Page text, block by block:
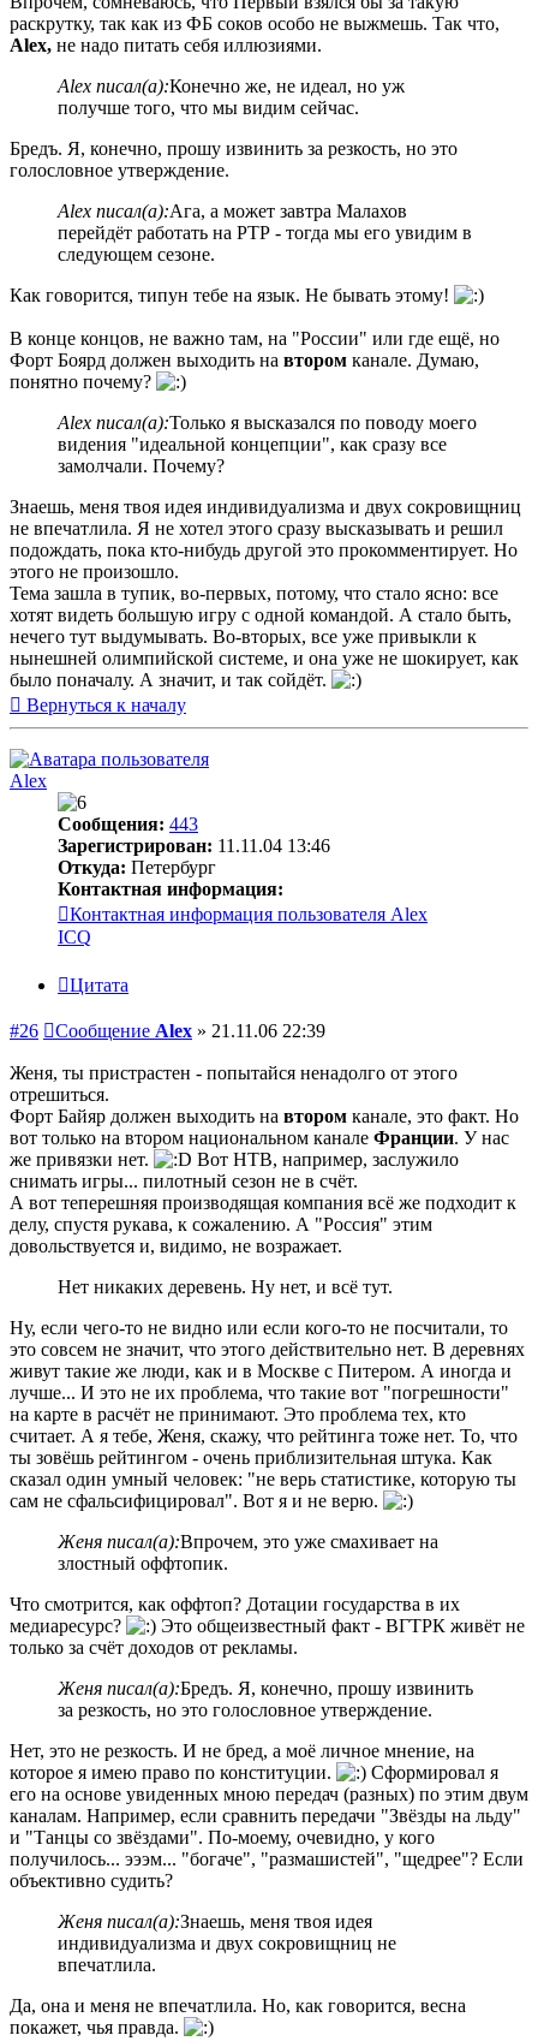
раскрутку, так как из ФБ соков особо не выжмешь. Так что,
Alex, не надо питать себя иллюзиями.
Alex писал(а):Конечно же, не идеал, но уж
получше того, что мы видим сейчас.
Бредъ. Я, конечно, прошу извинить за резкость, но это
голословное утверждение.
Alex писал(а):Ага, а может завтра Малахов
перейдёт работать на РТР - тогда мы его увидим в
следующем сезоне.
Как говорится, типун тебе на язык. Не бывать этому!
В конце концов, не важно там, на "России" или где ещё, но
Форт Боярд должен выходить на втором канале. Думаю,
понятно почему?
Alex писал(а):Только я высказался по поводу моего
видения "идеальной концепции", как сразу все
замолчали. Почему?
Знаешь, меня твоя идея индивидуализма и двух сокровищниц
не впечатлила. Я не хотел этого сразу высказывать и решил
подождать, пока кто-нибудь другой это прокомментирует. Но
этого не произошло.
Тема зашла в тупик, во-первых, потому, что стало ясно: все
хотят видеть большую игру с одной командой. А стало быть,
нечего тут выдумывать. Во-вторых, все уже привыкли к
нынешней олимпийской системе, и она уже не шокирует, как
было поначалу. А значит, и так сойдёт.
Вернуться к началу
Alex
Сообщения: 443
Зарегистрирован: 11.11.04 13:46
Откуда: Петербург
Контактная информация:
Контактная информация пользователя Alex
ICQ
Цитата
#26 Сообщение Alex » 21.11.06 22:39
Женя, ты пристрастен - попытайся ненадолго от этого
отрешиться.
Форт Байяр должен выходить на втором канале, это факт. Но
вот только на втором национальном канале Франции. У нас
же привязки нет.
Вот НТВ, например, заслужило
снимать игры... пилотный сезон не в счёт.
А вот теперешняя производящая компания всё же подходит к
делу, спустя рукава, к сожалению. А "Россия" этим
довольствуется и, видимо, не возражает.
Нет никаких деревень. Ну нет, и всё тут.
Ну, если чего-то не видно или если кого-то не посчитали, то
это совсем не значит, что этого действительно нет. В деревнях
живут такие же люди, как и в Москве с Питером. А иногда и
лучше... И это не их проблема, что такие вот "погрешности"
на карте в расчёт не принимают. Это проблема тех, кто
считает. А я тебе, Женя, скажу, что рейтинга тоже нет. То, что
ты зовёшь рейтингом - очень приблизительная штука. Как
сказал один умный человек: "не верь статистике, которую ты
сам не сфальсифицировал". Вот я и не верю.
Женя писал(а):Впрочем, это уже смахивает на
злостный оффтопик.
Что смотрится, как оффтоп? Дотации государства в их
медиаресурс?
Это общеизвестный факт - ВГТРК живёт не
только за счёт доходов от рекламы.
Женя писал(а):Бредъ. Я, конечно, прошу извинить
за резкость, но это голословное утверждение.
Нет, это не резкость. И не бред, а моё личное мнение, на
которое я имею право по конституции.
Сформировал я
его на основе увиденных мною передач (разных) по этим двум
каналам. Например, если сравнить передачи "Звёзды на льду"
и "Танцы со звёздами". По-моему, очевидно, у кого
получилось... эээм... "богаче", "размашистей", "щедрее"? Если
объективно судить?
Женя писал(а):Знаешь, меня твоя идея
индивидуализма и двух сокровищниц не
впечатлила.
Да, она и меня не впечатлила. Но, как говорится, весна
покажет, чья правда.